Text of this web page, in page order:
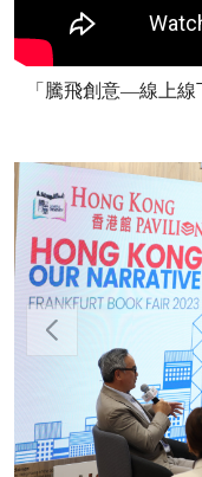
「騰飛創意—線上